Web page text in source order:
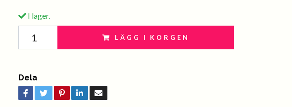
I lager.
LÄGG I KORGEN
Dela